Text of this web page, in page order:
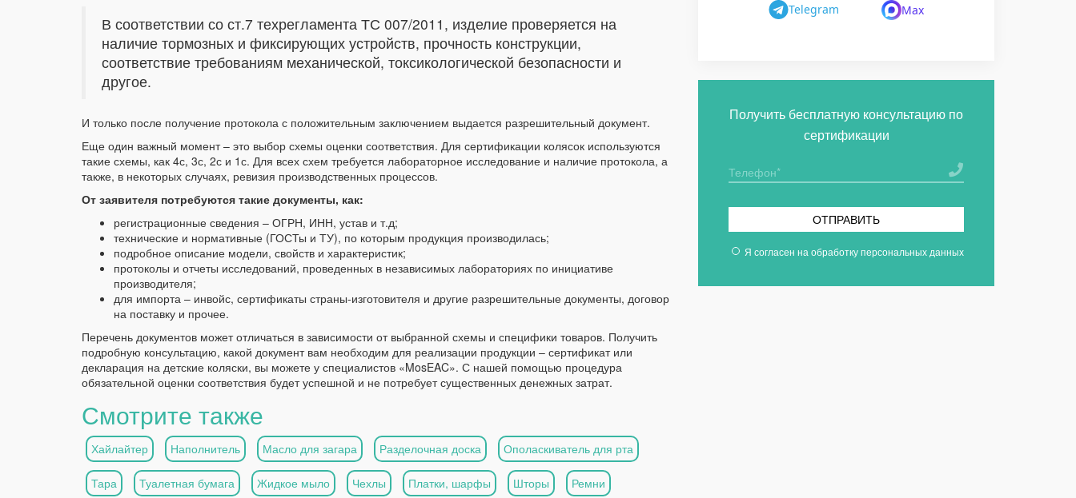
В соответствии со ст.7 техрегламента ТС 007/2011, изделие проверяется на
наличие тормозных и фиксирующих устройств, прочность конструкции,
соответствие требованиям механической, токсикологической безопасности и
другое.
И только после получение протокола с положительным заключением выдается разрешительный документ.
Еще один важный момент – это выбор схемы оценки соответствия. Для сертификации колясок используются
такие схемы, как 4с, 3с, 2с и 1с. Для всех схем требуется лабораторное исследование и наличие протокола, а
также, в некоторых случаях, ревизия производственных процессов.
От заявителя потребуются такие документы, как:
регистрационные сведения – ОГРН, ИНН, устав и т.д;
технические и нормативные (ГОСТы и ТУ), по которым продукция производилась;
подробное описание модели, свойств и характеристик;
протоколы и отчеты исследований, проведенных в независимых лабораториях по инициативе
производителя;
для импорта – инвойс, сертификаты страны-изготовителя и другие разрешительные документы, договор
на поставку и прочее.
Перечень документов может отличаться в зависимости от выбранной схемы и специфики товаров. Получить
подробную консультацию, какой документ вам необходим для реализации продукции – сертификат или
декларация на детские коляски, вы можете у специалистов «MosEAC». С нашей помощью процедура
обязательной оценки соответствия будет успешной и не потребует существенных денежных затрат.
Смотрите также
Хайлайтер Наполнитель Масло для загара Разделочная доска Ополаскиватель для рта
Тара Туалетная бумага Жидкое мыло Чехлы Платки, шарфы Шторы Ремни
Telegram Max
Получить бесплатную консультацию по
сертификации
ОТПРАВИТЬ
Я согласен на обработку персональных данных